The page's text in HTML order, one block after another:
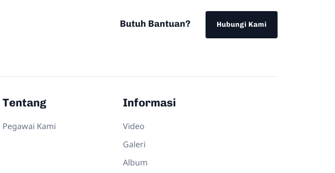
Butuh Bantuan? Hubungi Kami
Tentang
Pegawai Kami
Informasi
Video
Galeri
Album